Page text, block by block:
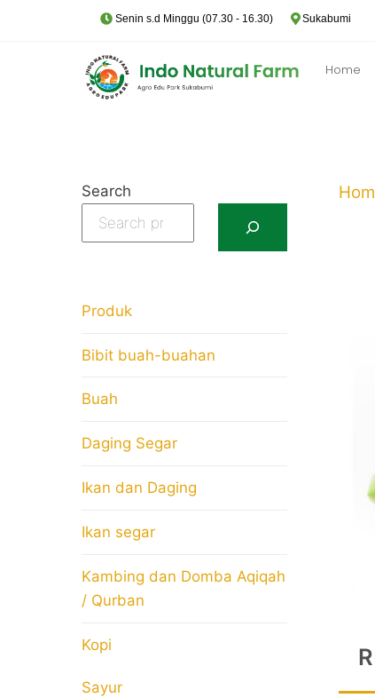
Senin s.d Minggu (07.30 - 16.30) Sukabumi
Home
Search
Produk
Bibit buah-buahan
Buah
Daging Segar
Ikan dan Daging
Ikan segar
Kambing dan Domba Aqiqah
/ Qurban
Kopi
Sayur